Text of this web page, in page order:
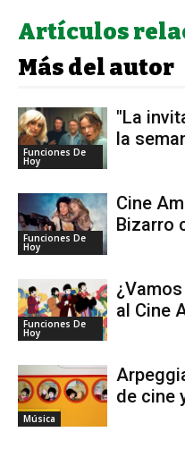
Artículos
Más del autor
Funciones De
Hoy
"La
la
Funciones De
Hoy
Cine
Bizarro
Funciones De
Hoy
al Cine
Música
de cine